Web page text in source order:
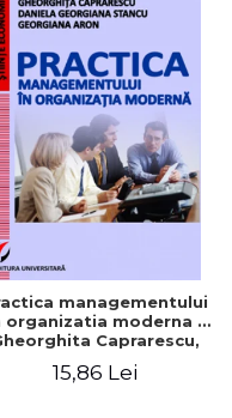
managementului
organizatia moderna -
Caprarescu,
Georgiana Aron
15,86 Lei